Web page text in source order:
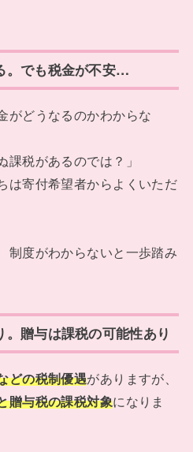
。でも税金が不安…
がどうなるのかわからな
課税があるのでは？」
は寄付希望者からよくいただ
制度がわからないと一歩踏み
贈与は課税の可能性あり
どの税制優遇がありますが、
贈与税の課税対象になりま